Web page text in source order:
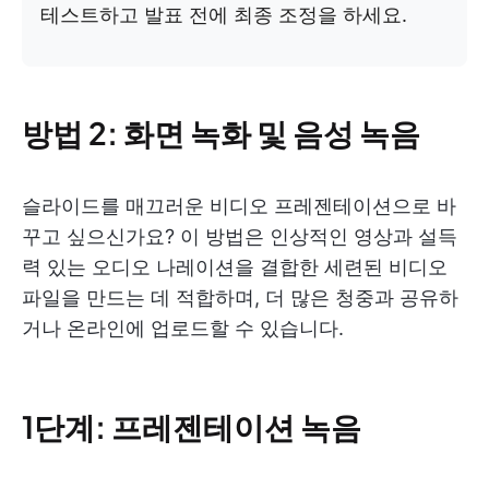
테스트하고 발표 전에 최종 조정을 하세요.
방법 2: 화면 녹화 및 음성 녹음
슬라이드를 매끄러운 비디오 프레젠테이션으로 바
꾸고 싶으신가요? 이 방법은 인상적인 영상과 설득
력 있는 오디오 나레이션을 결합한 세련된 비디오
파일을 만드는 데 적합하며, 더 많은 청중과 공유하
거나 온라인에 업로드할 수 있습니다.
1단계: 프레젠테이션 녹음